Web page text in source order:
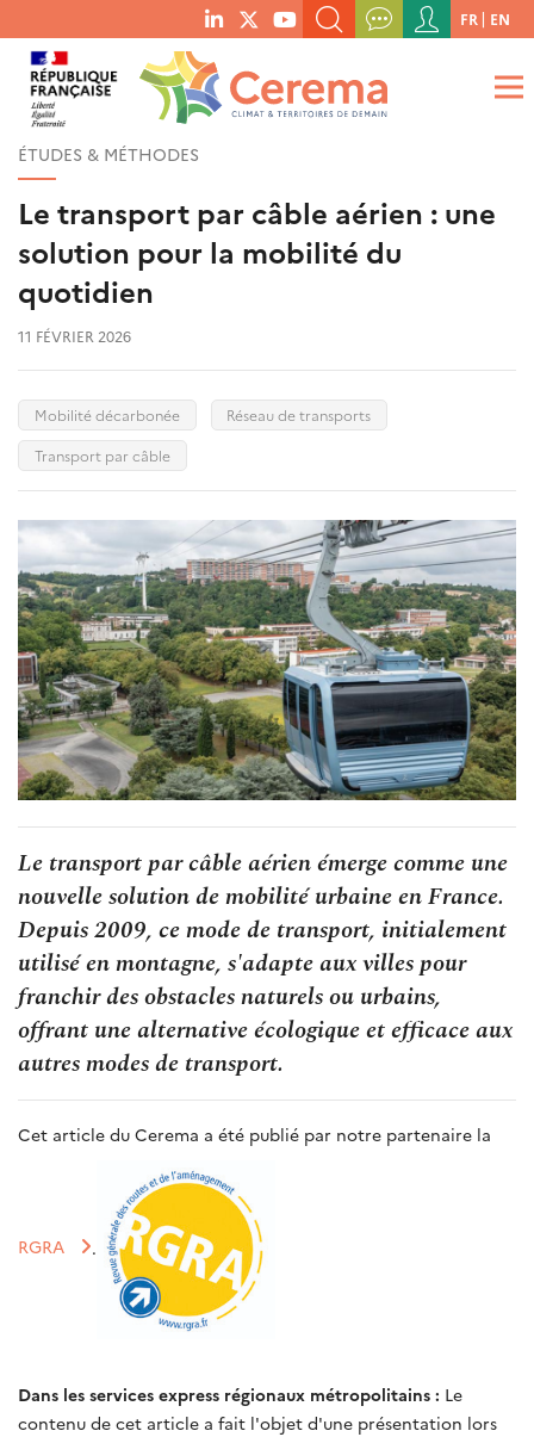
menu
social
links
RECHERCHER UN MOT-CLÉ, UNE PUBLICATION, ETC.
QUE RECHERCHEZ-VOUS ?
Menu
du
compte
de
FR EN
ÉTUDES & MÉTHODES
Le transport par câble aérien : une
solution pour la mobilité du
quotidien
11 FÉVRIER 2026
Mobilité décarbonée
Réseau de transports
Transport par câble
Le transport par câble aérien émerge comme une
nouvelle solution de mobilité urbaine en France.
Depuis 2009, ce mode de transport, initialement
utilisé en montagne, s'adapte aux villes pour
franchir des obstacles naturels ou urbains,
offrant une alternative écologique et efficace aux
autres modes de transport.
Cet article du Cerema a été publié par notre partenaire la
RGRA .
Dans les services express régionaux métropolitains : Le
contenu de cet article a fait l'objet d'une présentation lors